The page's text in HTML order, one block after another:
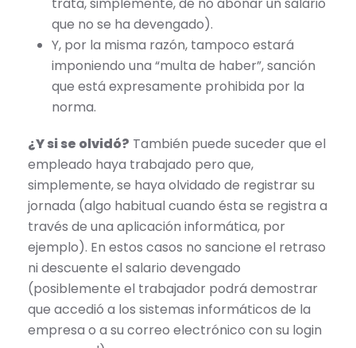
que no se ha devengado).
Y, por la misma razón, tampoco estará
imponiendo una “multa de haber”, sanción
que está expresamente prohibida por la
norma.
¿Y si se olvidó? También puede suceder que el
empleado haya trabajado pero que,
simplemente, se haya olvidado de registrar su
jornada (algo habitual cuando ésta se registra a
través de una aplicación informática, por
ejemplo). En estos casos no sancione el retraso
ni descuente el salario devengado
(posiblemente el trabajador podrá demostrar
que accedió a los sistemas informáticos de la
empresa o a su correo electrónico con su login